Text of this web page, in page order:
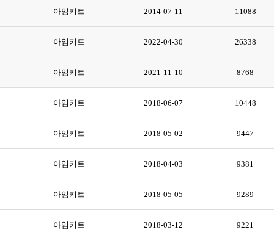
아임키트 2014-07-11 11088
아임키트 2022-04-30 26338
아임키트 2021-11-10 8768
아임키트 2018-06-07 10448
아임키트 2018-05-02 9447
아임키트 2018-04-03 9381
아임키트 2018-05-05 9289
아임키트 2018-03-12 9221